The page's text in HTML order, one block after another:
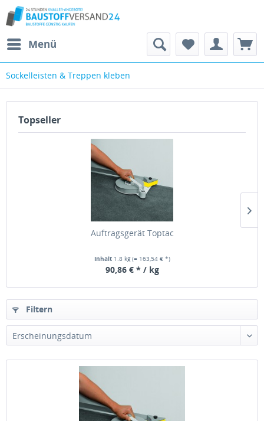
Menü
Sockelleisten & Treppen kleben
Topseller
Auftragsgerät Toptac
Inhalt 1.8 kg(= 163,54 € *)
90,86 € * / kg
Filtern